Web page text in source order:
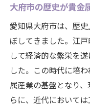
新しい市場動向
貴金属市場
市場予測に
貴金属の
未来の市場
貴金属の価
大府市の歴史が貴金
愛知県大府市は、歴
ぼしてきました。江
して経済的な繁栄を
した。この時代に培
属産業の基盤となり
らに、近代において